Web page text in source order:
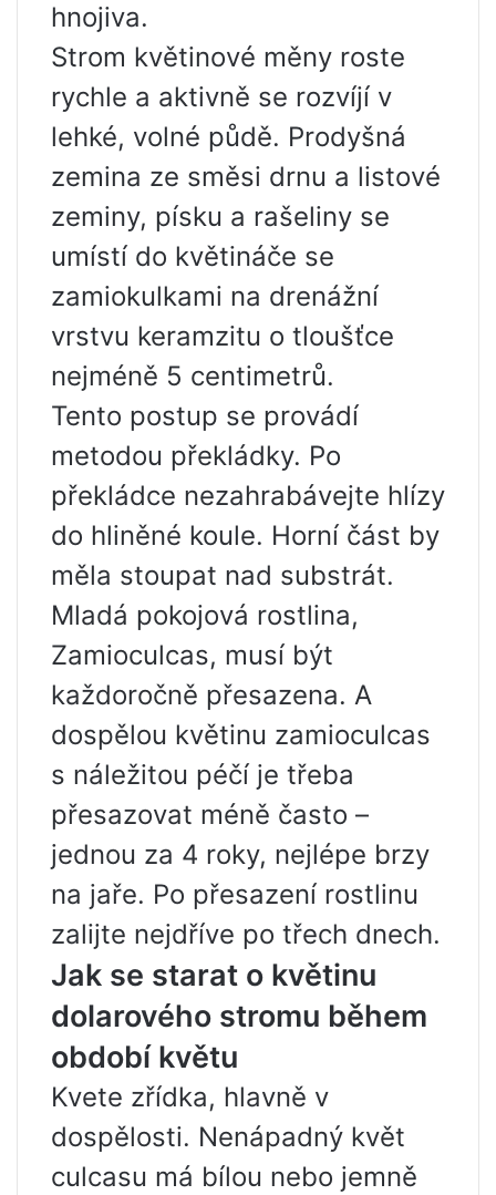
hnojiva.
Strom květinové měny roste
rychle a aktivně se rozvíjí v
lehké, volné půdě. Prodyšná
zemina ze směsi drnu a listové
zeminy, písku a rašeliny se
umístí do květináče se
zamiokulkami na drenážní
vrstvu keramzitu o tloušťce
nejméně 5 centimetrů.
Tento postup se provádí
metodou překládky. Po
překládce nezahrabávejte hlízy
do hliněné koule. Horní část by
měla stoupat nad substrát.
Mladá pokojová rostlina,
Zamioculcas, musí být
každoročně přesazena. A
dospělou květinu zamioculcas
s náležitou péčí je třeba
přesazovat méně často –
jednou za 4 roky, nejlépe brzy
na jaře. Po přesazení rostlinu
zalijte nejdříve po třech dnech.
Jak se starat o květinu
dolarového stromu během
období květu
Kvete zřídka, hlavně v
dospělosti. Nenápadný květ
culcasu má bílou nebo jemně